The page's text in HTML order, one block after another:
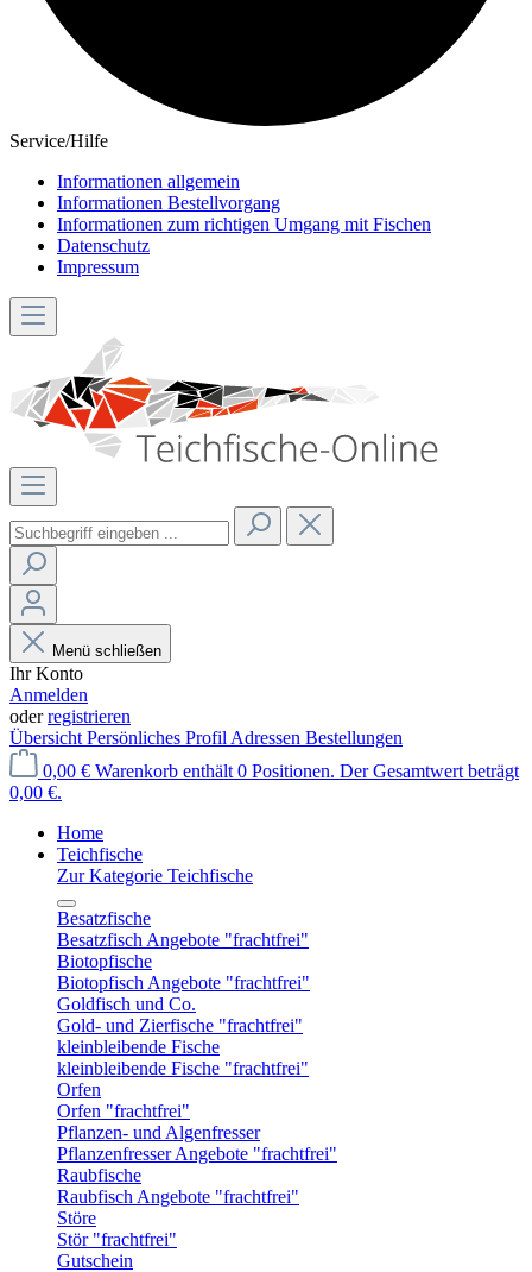
Service/Hilfe
Informationen allgemein
Informationen Bestellvorgang
Informationen zum richtigen Umgang mit Fischen
Datenschutz
Impressum
Menü schließen
Ihr Konto
Anmelden
oderregistrieren
Übersicht Persönliches Profil Adressen Bestellungen
0,00 € Warenkorb enthält 0 Positionen. Der Gesamtwert beträgt
0,00 €.
Home
Teichfische
Zur Kategorie Teichfische
Besatzfische
Besatzfisch Angebote "frachtfrei"
Biotopfische
Biotopfisch Angebote "frachtfrei"
Goldfisch und Co.
Gold- und Zierfische "frachtfrei"
kleinbleibende Fische
kleinbleibende Fische "frachtfrei"
Orfen
Orfen "frachtfrei"
Pflanzen- und Algenfresser
Pflanzenfresser Angebote "frachtfrei"
Raubfische
Raubfisch Angebote "frachtfrei"
Störe
Stör "frachtfrei"
Gutschein